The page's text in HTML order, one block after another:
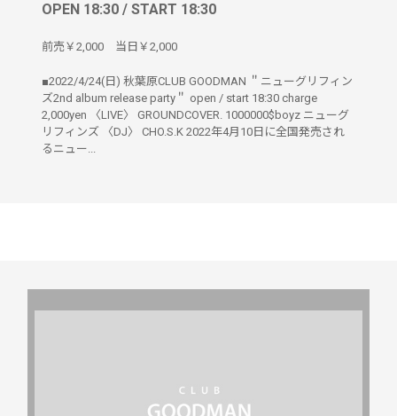
OPEN 18:30 / START 18:30
前売￥2,000 当日￥2,000
■2022/4/24(日) 秋葉原CLUB GOODMAN ＂ニューグリフィン
ズ2nd album release party＂ open / start 18:30 charge
2,000yen 〈LIVE〉 GROUNDCOVER. 1000000$boyz ニューグ
リフィンズ 〈DJ〉 CHO.S.K 2022年4月10日に全国発売され
るニュー...